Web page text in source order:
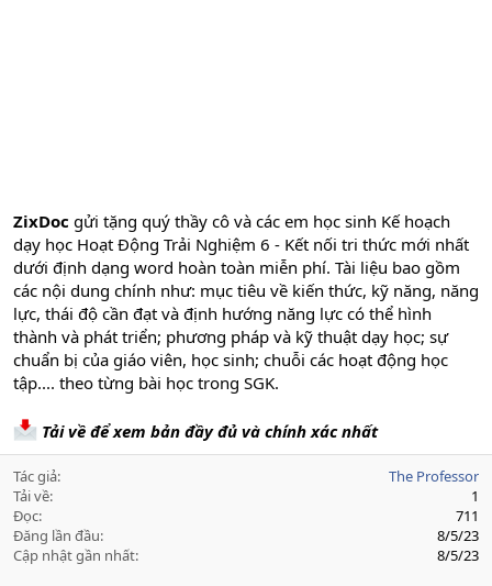
ZixDoc gửi tặng quý thầy cô và các em học sinh Kế hoạch
dạy học Hoạt Động Trải Nghiệm 6 - Kết nối tri thức mới nhất
dưới định dạng word hoàn toàn miễn phí. Tài liệu bao gồm
các nội dung chính như: mục tiêu về kiến thức, kỹ năng, năng
lực, thái độ cần đạt và định hướng năng lực có thể hình
thành và phát triển; phương pháp và kỹ thuật dạy học; sự
chuẩn bị của giáo viên, học sinh; chuỗi các hoạt động học
tập.... theo từng bài học trong SGK.
Tải về để xem bản đầy đủ và chính xác nhất
Tác giả
The Professor
Tải về
1
Đọc
711
Đăng lần đầu
8/5/23
Cập nhật gần nhất
8/5/23